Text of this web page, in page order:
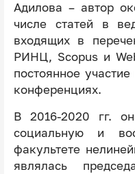
Адилова – автор
числе статей в
входящих в
РИНЦ, Scopus и
постоянное
конференциях.
В 2016-2020 гг.
социальную и
факультете
являлась